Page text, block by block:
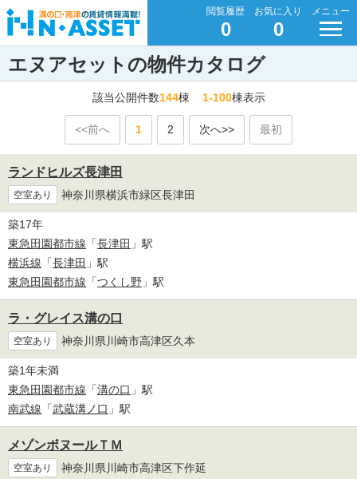
閲覧履歴
0
お気に入り
0
メニュー
エヌアセットの物件カタログ
該当公開件数144棟1-100棟表示
<<前へ 1 2 次へ>> 最初
ランドヒルズ長津田
空室あり 神奈川県横浜市緑区長津田
築17年
東急田園都市線 「長津田 」駅
横浜線 「長津田 」駅
東急田園都市線 「つくし野 」駅
ラ・グレイス溝の口
空室あり 神奈川県川崎市高津区久本
築1年未満
東急田園都市線 「溝の口 」駅
南武線 「武蔵溝ノ口 」駅
メゾンボヌールＴＭ
空室あり 神奈川県川崎市高津区下作延